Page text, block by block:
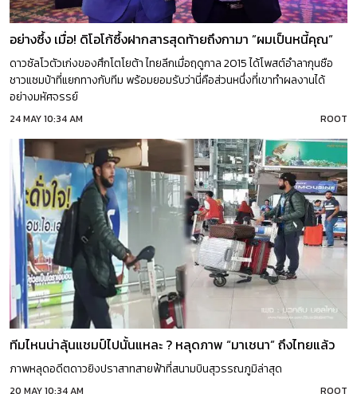
อย่างซึ้ง เมื่อ! ดิโอโก้ซึ้งฝากสารสุดท้ายถึงกามา ”ผมเป็นหนี้คุณ”
ดาวซัลโวตัวเก่งของศึกโตโยต้า ไทยลีกเมื่อฤดูกาล 2015 ได้โพสต์อำลากุนซือ
ชาวแซมบ้าที่แยกทางกับทีม พร้อมยอมรับว่านี่คือส่วนหนึ่งที่เขาทำผลงานได้
อย่างมหัศจรรย์
24 MAY 10:34 AM ROOT
ทีมไหนน่าลุ้นแชมป์ไปนั้นแหละ ? หลุดภาพ “มาเชนา” ถึงไทยแล้ว
ภาพหลุดอดีตดาวยิงปราสาทสายฟ้าที่สนามบินสุวรรณภูมิล่าสุด
20 MAY 10:34 AM ROOT